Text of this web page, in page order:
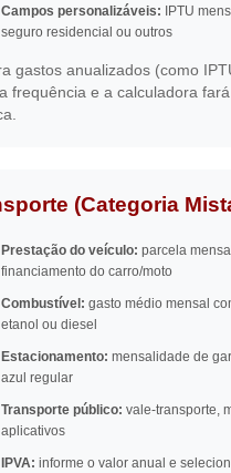
Campos personalizáveis: IPTU
seguro residencial ou outros
gastos anualizados (como
frequência e a calculadora
(Categoria
Prestação do veículo: parcela
financiamento do carro/moto
Combustível: gasto médio mensal
etanol ou diesel
Estacionamento: mensalidade de
azul regular
Transporte público: vale-transporte,
aplicativos
IPVA: informe o valor anual e